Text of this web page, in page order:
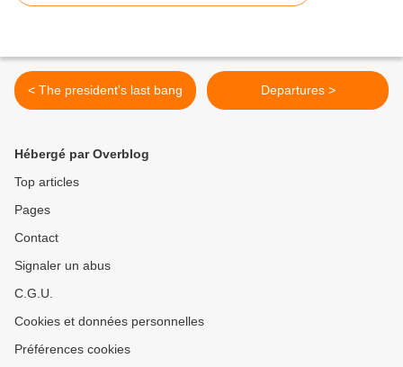
< The president's last bang Departures >
Hébergé par Overblog
Top articles
Pages
Contact
Signaler un abus
C.G.U.
Cookies et données personnelles
Préférences cookies